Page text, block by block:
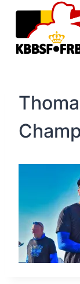
Skip
content